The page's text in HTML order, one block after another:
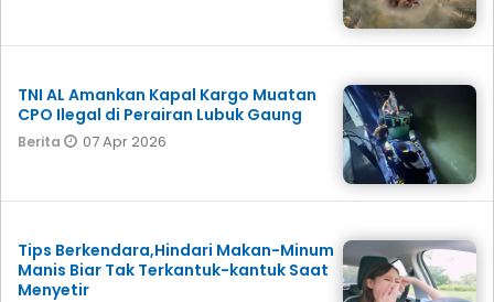
TNI AL Amankan Kapal Kargo Muatan
CPO Ilegal di Perairan Lubuk Gaung
Berita 07 Apr 2026
Tips Berkendara,Hindari Makan-Minum
Manis Biar Tak Terkantuk-kantuk Saat
Menyetir